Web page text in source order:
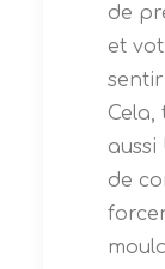
de
et
Cela,
aussi
de